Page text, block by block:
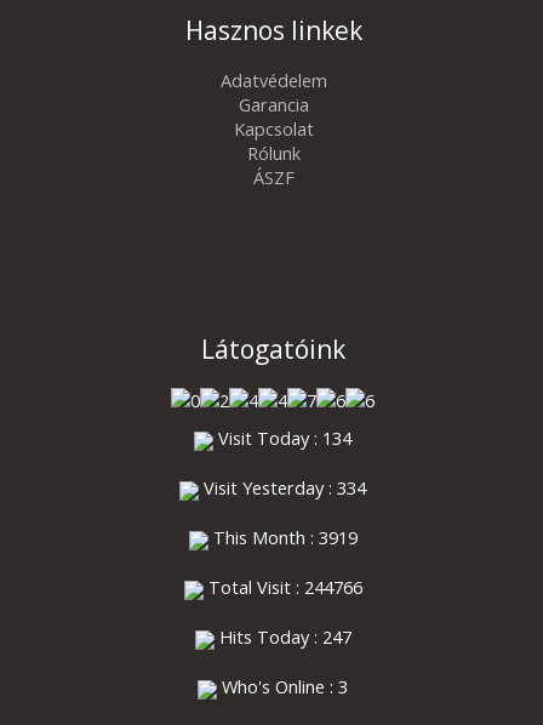
Hasznos linkek
Adatvédelem
Garancia
Kapcsolat
Rólunk
ÁSZF
Látogatóink
Visit Today : 134
Visit Yesterday : 334
This Month : 3919
Total Visit : 244766
Hits Today : 247
Who's Online : 3